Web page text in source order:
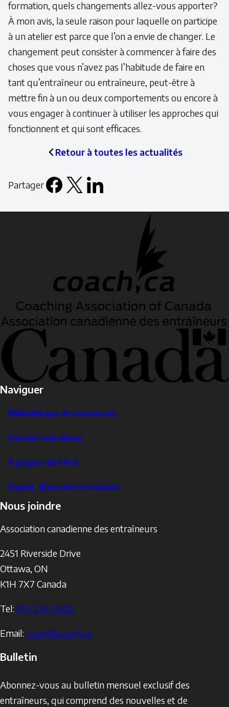
formation, quels changements allez-vous apporter?
À mon avis, la seule raison pour laquelle on participe
à un atelier est parce que l’on a envie de changer. Le
changement peut consister à commencer à faire des
choses que vous n’avez pas l’habitude de faire en
tant qu’entraîneur ou entraîneure, peut-être à
mettre fin à un ou deux comportements ou encore à
vous engager à continuer à utiliser les approches qui
fonctionnent et qui sont efficaces.
Retour à toutes les actualités
Partager
Facebook
X LinkedIn
Naviguer
Bibliothèque de ressources
Devenir entraîneur
À propos de l’ACE
Équité, diversité et inclusion
Nous joindre
Association canadienne des entraîneurs
2451 Riverside Drive
Ottawa, ON
K1H 7X7 Canada
Tel: 613-235-5000
Email: coach@coach.ca
Bulletin
Abonnez-vous au bulletin mensuel exclusif des
entraîneurs, qui comprend des nouvelles et de